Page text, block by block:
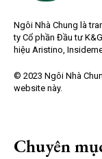
Ngôi Nhà Chung là
ty Cổ phần Đầu tư
hiệu Aristino,
© 2023 Ngôi Nhà
website này.
Chuyên